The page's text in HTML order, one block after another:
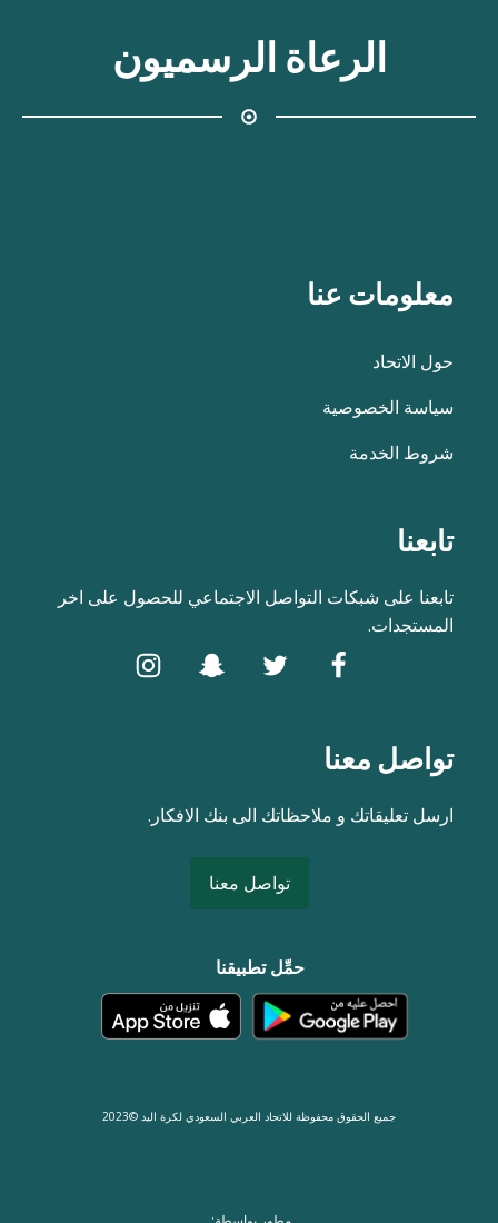
الرعاة الرسميون
معلومات عنا
حول الاتحاد
سياسة الخصوصية
شروط الخدمة
تابعنا
تابعنا على شبكات التواصل الاجتماعي للحصول على اخر
المستجدات.
تواصل معنا
ارسل تعليقاتك و ملاحظاتك الى بنك الافكار.
تواصل معنا
حمِّل تطبيقنا
جميع الحقوق محفوظة للاتحاد العربي السعودي لكرة اليد ©2023